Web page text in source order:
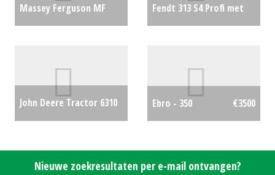
Massey Ferguson MF
Fendt 313 S4 Profi met
John Deere Tractor 6310
Ebro - 350 €3500
Nieuwe zoekresultaten per e-mail ontvangen?